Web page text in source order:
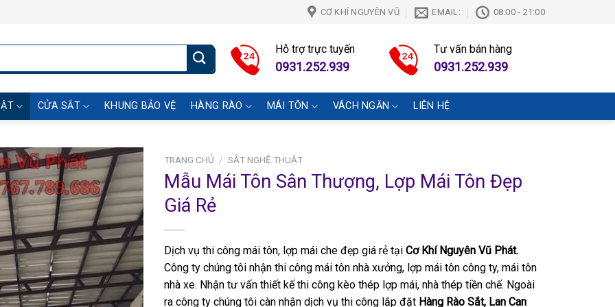
CƠ KHÍ NGUYÊN VŨ EMAIL: 08:00 - 21:00
Hỗ trợ trực tuyến
0931.252.939
Tư vấn bán hàng
0931.252.939
CỬA SẮT KHUNG BẢO VỆ HÀNG RÀO MÁI TÔN VÁCH NGĂN LIÊN HỆ
TRANG CHỦ / SẮT NGHỆ THUẬT
Mẫu Mái Tôn Sân Thượng, Lợp Mái Tôn Đẹp
Giá Rẻ
Dịch vụ thi công mái tôn, lợp mái che đẹp giá rẻ tại Cơ Khí Nguyên Vũ Phát.
Công ty chúng tôi nhận thi công mái tôn nhà xưởng, lợp mái tôn công ty, mái tôn
nhà xe. Nhận tư vấn thiết kế thi công kèo thép lợp mái, nhà thép tiền chế. Ngoài
ra công ty chúng tôi càn nhận dịch vụ thi công lắp đặt Hàng Rào Sắt, Lan Can